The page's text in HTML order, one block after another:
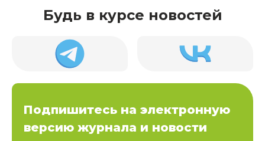
Будь в курсе новостей
Подпишитесь на электронную
версию журнала и новости